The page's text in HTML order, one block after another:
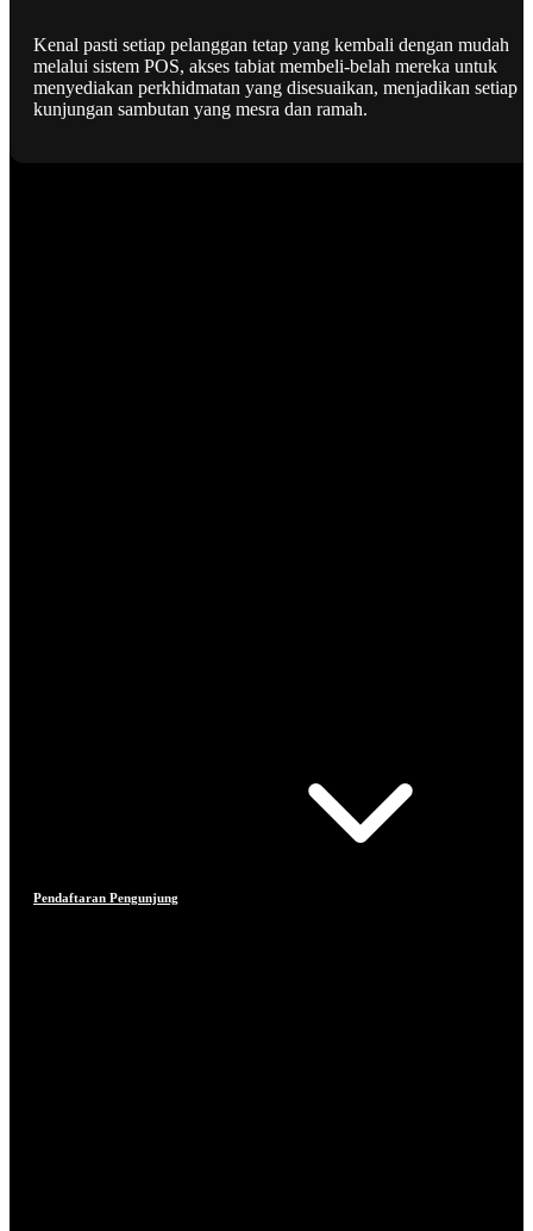
Kenal pasti setiap pelanggan tetap yang kembali dengan mudah
melalui sistem POS, akses tabiat membeli-belah mereka untuk
menyediakan perkhidmatan yang disesuaikan, menjadikan setiap
kunjungan sambutan yang mesra dan ramah.
Pendaftaran Pengunjung